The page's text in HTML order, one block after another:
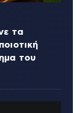
τα
του